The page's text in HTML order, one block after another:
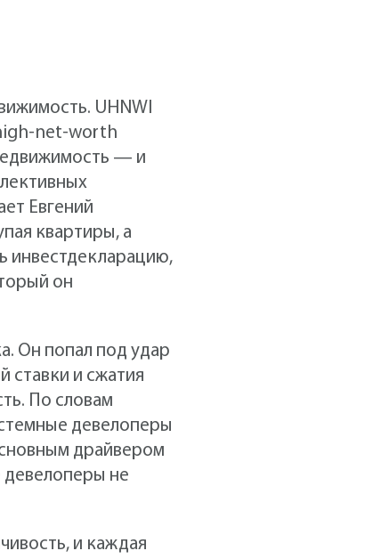
UHNWI
net-worth
— и
Евгений
квартиры, а
инвестдекларацию,
он
Он попал под удар
ставки и сжатия
По словам
девелоперы
драйвером
девелоперы не
и каждая